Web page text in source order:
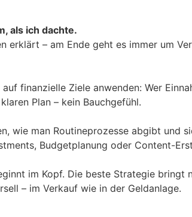
als ich dachte.
erklärt – am Ende geht es immer um
finanzielle Ziele anwenden: Wer
Plan – kein Bauchgefühl.
wie man Routineprozesse abgibt und
Budgetplanung oder Content-
im Kopf. Die beste Strategie bringt
– im Verkauf wie in der Geldanlage.